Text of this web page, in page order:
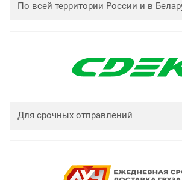
По всей территории России и в
Для срочных отправлений